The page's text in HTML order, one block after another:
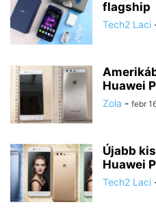
flagship
Tech2 Laci
Huawei
Zola - febr
Újabb
Huawei
Tech2 Laci